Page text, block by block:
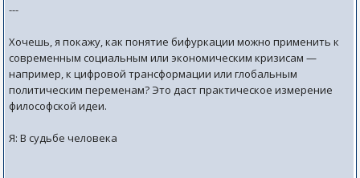
---
Хочешь, я покажу, как понятие бифуркации можно применить к
современным социальным или экономическим кризисам —
например, к цифровой трансформации или глобальным
политическим переменам? Это даст практическое измерение
философской идеи.
Я: В судьбе человека